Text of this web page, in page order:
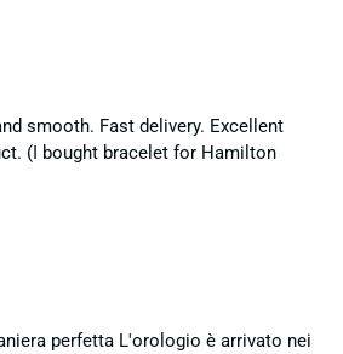
smooth. Fast delivery. Excellent
(I bought bracelet for Hamilton
perfetta L'orologio è arrivato nei